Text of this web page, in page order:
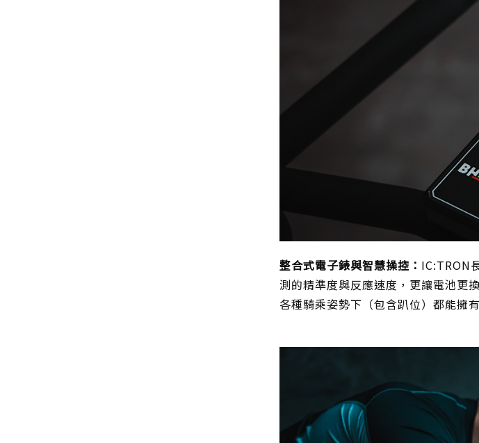
整合式電子錶與智慧操控： IC:TRON
測的精準度與反應速度，更讓電池更
各種騎乘姿勢下（包含趴位）都能擁